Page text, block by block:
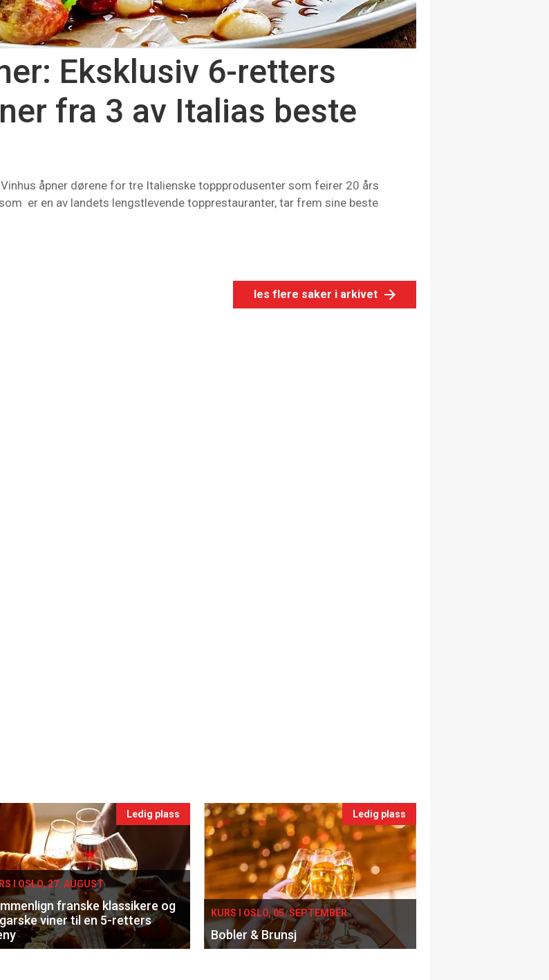
Eksklusiv 6-retters
fra 3 av Italias beste
åpner dørene for tre Italienske toppprodusenter som feirer 20 års
er en av landets lengstlevende topprestauranter, tar frem sine beste
les flere saker i arkivet
Ledig plass
I OSLO, 27. AUGUST
franske klassikere og
viner til en 5-retters
Ledig plass
KURS I OSLO, 05. SEPTEMBER
Bobler & Brunsj